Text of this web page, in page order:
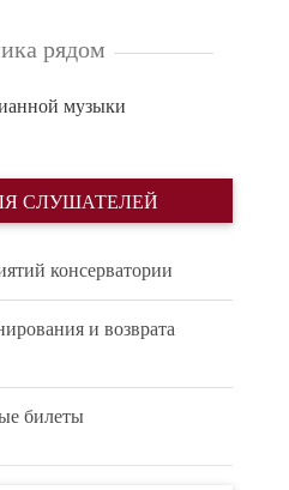
рядом
музыки
СЛУШАТЕЛЕЙ
консерватории
и возврата
билеты